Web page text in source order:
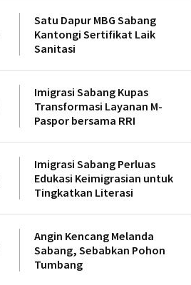
Satu Dapur MBG Sabang
Kantongi Sertifikat Laik
Sanitasi
Imigrasi Sabang Kupas
Transformasi Layanan M-
Paspor bersama RRI
Imigrasi Sabang Perluas
Edukasi Keimigrasian untuk
Tingkatkan Literasi
Angin Kencang Melanda
Sabang, Sebabkan Pohon
Tumbang